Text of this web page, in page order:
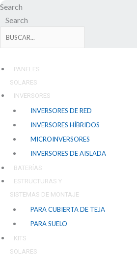
Ir
contenido
Search
Search
PANELES
SOLARES
INVERSORES
INVERSORES DE RED
INVERSORES HÍBRIDOS
MICROINVERSORES
INVERSORES DE AISLADA
BATERÍAS
ESTRUCTURAS Y
SISTEMAS DE MONTAJE
PARA CUBIERTA DE TEJA
PARA SUELO
KITS
SOLARES